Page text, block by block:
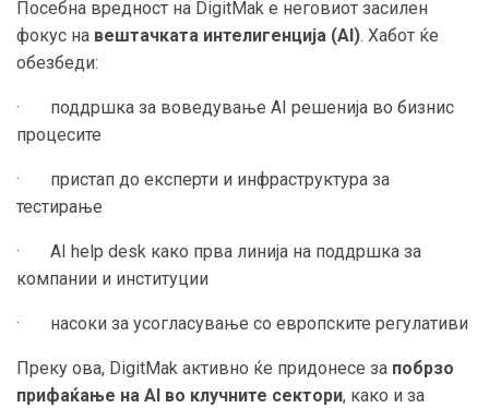
Посебна вредност на DigitMak е неговиот засилен
фокус на вештачката интелигенција (AI). Хабот ќе
обезбеди:
· поддршка за воведување AI решенија во бизнис
процесите
· пристап до експерти и инфраструктура за
тестирање
· AI help desk како прва линија на поддршка за
компании и институции
· насоки за усогласување со европските регулативи
Преку ова, DigitMak активно ќе придонесе за побрзо
прифаќање на AI во клучните сектори, како и за